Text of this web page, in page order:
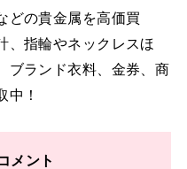
どの貴金属を高価買
、指輪やネックレスほ
ブランド衣料、金券、商
中！
メント